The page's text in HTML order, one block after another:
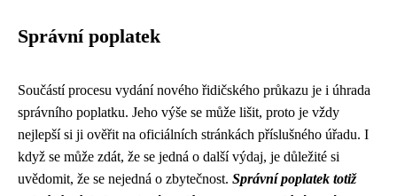
Správní poplatek
Součástí procesu vydání nového řidičského průkazu je i úhrada
správního poplatku. Jeho výše se může lišit, proto je vždy
nejlepší si ji ověřit na oficiálních stránkách příslušného úřadu. I
když se může zdát, že se jedná o další výdaj, je důležité si
uvědomit, že se nejedná o zbytečnost. Správní poplatek totiž